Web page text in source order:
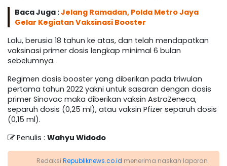
Baca Juga :Jelang Ramadan, Polda Metro Jaya
Gelar Kegiatan Vaksinasi Booster
Lalu, berusia 18 tahun ke atas, dan telah mendapatkan
vaksinasi primer dosis lengkap minimal 6 bulan
sebelumnya.
Regimen dosis booster yang diberikan pada triwulan
pertama tahun 2022 yakni untuk sasaran dengan dosis
primer Sinovac maka diberikan vaksin AstraZeneca,
separuh dosis (0,25 ml), atau vaksin Pfizer separuh dosis
(0,15 ml).
Penulis : Wahyu Widodo
Redaksi Republiknews.co.id menerima naskah laporan